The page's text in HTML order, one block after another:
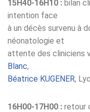
15H40-16H10 : bilan
intention face
à un décès survenu à
néonatologie et
attente des cliniciens
Blanc,
Béatrice KUGENER,
16H00-17H00 : retour